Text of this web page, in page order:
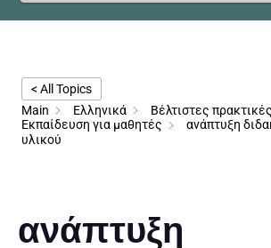
< All Topics
Main
Ελληνικά
Βέλτιστες πρακτικές
Εκπαίδευση για μαθητές
ανάπτυξη
υλικού
ανάπτυξη